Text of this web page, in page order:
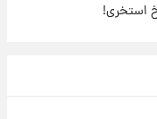
استخری!